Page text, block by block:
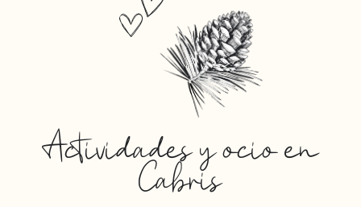
Actividades y ocio en
Cabris